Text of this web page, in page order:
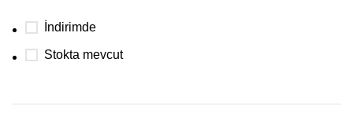
İndirimde
Stokta mevcut